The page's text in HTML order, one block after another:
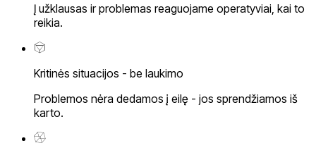
Į užklausas ir problemas reaguojame operatyviai, kai to
reikia.
Kritinės situacijos - be laukimo
Problemos nėra dedamos į eilę - jos sprendžiamos iš
karto.